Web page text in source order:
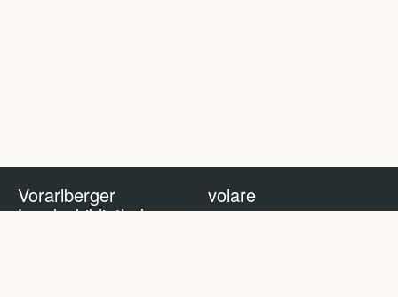
Vorarlberger
Landesbibliothek
volare